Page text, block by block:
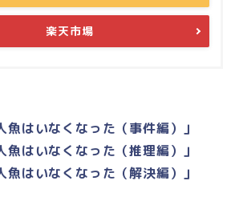
楽天市場
はいなくなった（事件編）」
はいなくなった（推理編）」
はいなくなった（解決編）」